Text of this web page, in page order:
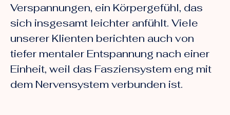
Verspannungen, ein Körpergefühl, das
sich insgesamt leichter anfühlt. Viele
unserer Klienten berichten auch von
tiefer mentaler Entspannung nach einer
Einheit, weil das Fasziensystem eng mit
dem Nervensystem verbunden ist.